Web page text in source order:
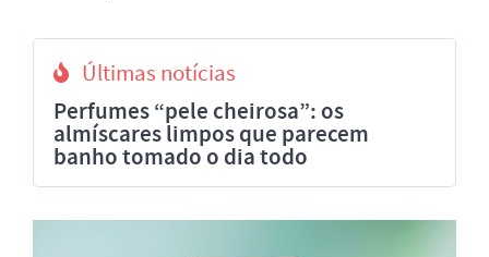
Últimas notícias
Perfumes “pele cheirosa”: os
almíscares limpos que parecem
banho tomado o dia todo